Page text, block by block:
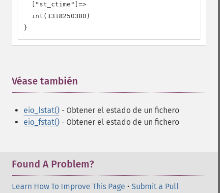
  ["st_ctime"]=>
  int(1318250380)
}
Véase también
eio_lstat() - Obtener el estado de un fichero
eio_fstat() - Obtener el estado de un fichero
Found A Problem?
Learn How To Improve This Page • Submit a Pull